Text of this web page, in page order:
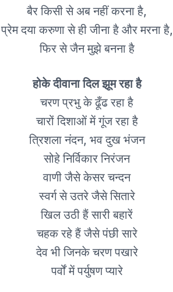
बै‍र किसी से अब नहीं करना है,
प्रेम दया करुणा से ही जीना है और मरना है,
फिर से जैन मुझे बनना है
होके दीवाना दिल झूम रहा है
चरण प्रभु के ढूँढ रहा है
चारों दिशाओं में गूंज रहा है
त्रिशला नंदन, भव दुख भंजन
सोहे निर्विकार निरंजन
वाणी जैसे केसर चन्दन
स्वर्ग से उतरे जैसे सितारे
खिल उठी हैं सारी बहारें
चहक रहे हैं जैसे पंछी सारे
देव भी जिनके चरण पखारे
पर्वों में पर्युषण प्यारे